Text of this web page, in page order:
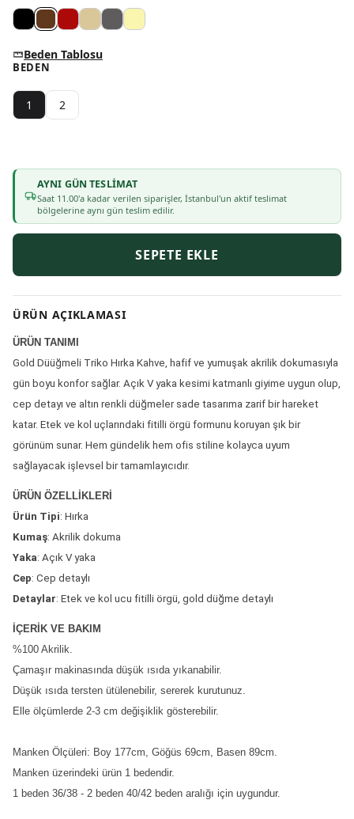
Beden Tablosu
BEDEN
1 2
AYNI GÜN TESLIMAT
Saat 11 .00'a kadar verilen siparişler, İstanbul'un aktif teslimat
bölgelerine aynı gün teslim edilir.
SEPETE EKLE
ÜRÜN AÇIKLAMASI
ÜRÜN TANIMI
Gold Düüğmeli Triko Hırka Kahve, hafif ve yumuşak akrilik dokumasıyla
gün boyu konfor sağlar. Açık V yaka kesimi katmanlı giyime uygun olup,
cep detayı ve altın renkli düğmeler sade tasarıma zarif bir hareket
katar. Etek ve kol uçlarındaki fitilli örgü formunu koruyan şık bir
görünüm sunar. Hem gündelik hem ofis stiline kolayca uyum
sağlayacak işlevsel bir tamamlayıcıdır.
ÜRÜN ÖZELLİKLERİ
Ürün Tipi: Hırka
Kumaş: Akrilik dokuma
Yaka: Açık V yaka
Cep: Cep detaylı
Detaylar: Etek ve kol ucu fitilli örgü, gold düğme detaylı
İÇERİK VE BAKIM
%100 Akrilik.
Çamaşır makinasında düşük ısıda yıkanabilir.
Düşük ısıda tersten ütülenebilir, sererek kurutunuz.
Elle ölçümlerde 2-3 cm değişiklik gösterebilir.
Manken Ölçüleri: Boy 177cm, Göğüs 69cm, Basen 89cm.
Manken üzerindeki ürün 1 bedendir.
1 beden 36/38 - 2 beden 40/42 beden aralığı için uygundur.